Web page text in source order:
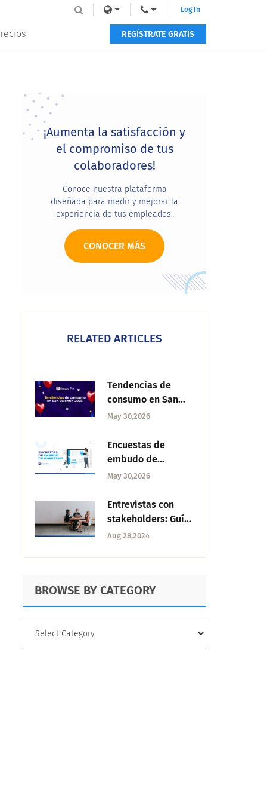
Log In
REGÍSTRATE GRATIS
Primary
Sidebar
¡Aumenta la satisfacción y
el compromiso de tus
colaboradores!
Conoce nuestra plataforma
diseñada para medir y mejorar la
experiencia de tus empleados.
CONOCER MÁS
RELATED ARTICLES
Tendencias de
consumo en San
Valentín 2025
May 30,2026
Encuestas de
embudo de
marketing: cómo
cada etapa
May 30,2026
Entrevistas con
stakeholders: Guía
para una
Aug 28,2024
BROWSE BY CATEGORY
CATEGORY